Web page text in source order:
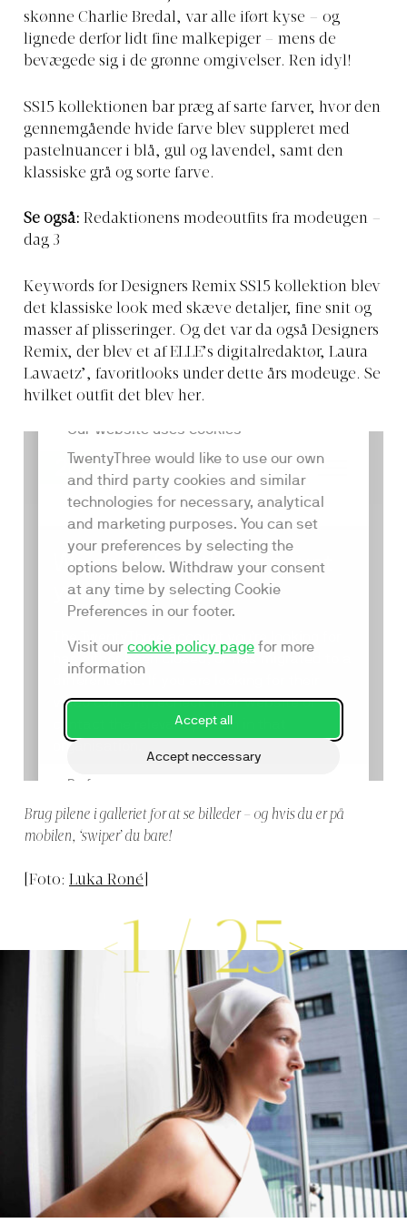
skønne Charlie Bredal, var alle iført kyse – og
lignede derfor lidt fine malkepiger – mens de
bevægede sig i de grønne omgivelser. Ren idyl!
SS15 kollektionen bar præg af sarte farver, hvor den
gennemgående hvide farve blev suppleret med
pastelnuancer i blå, gul og lavendel, samt den
klassiske grå og sorte farve.
Se også: Redaktionens modeoutfits fra modeugen –
dag 3
Keywords for Designers Remix SS15 kollektion blev
det klassiske look med skæve detaljer, fine snit og
masser af plisseringer. Og det var da også Designers
Remix, der blev et af ELLE’s digitalredaktør, Laura
Lawaetz’, favoritlooks under dette års modeuge. Se
hvilket outfit det blev her.
Brug pilene i galleriet for at se billeder – og hvis du er på
mobilen, ‘swiper’ du bare!
[Foto: Luka Roné
1 /25